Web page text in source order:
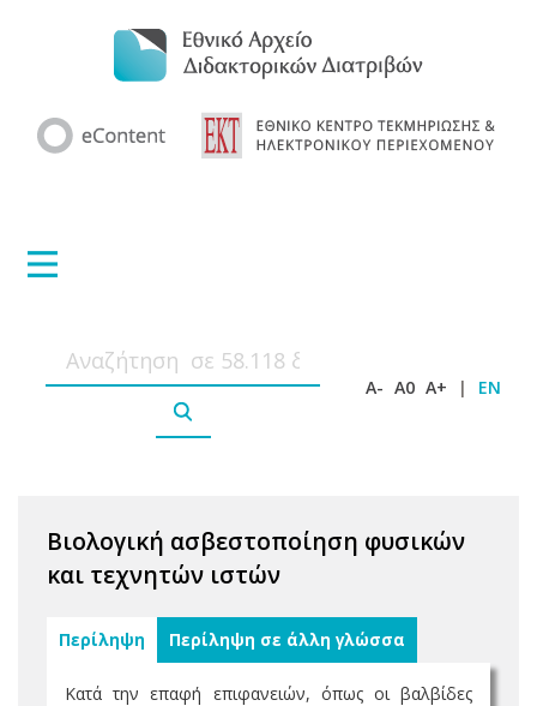
A- A0 A+ | EN
Βιολογική ασβεστοποίηση φυσικών
και τεχνητών ιστών
Περίληψη Περίληψη σε άλλη γλώσσα
Κατά την επαφή επιφανειών, όπως οι βαλβίδες